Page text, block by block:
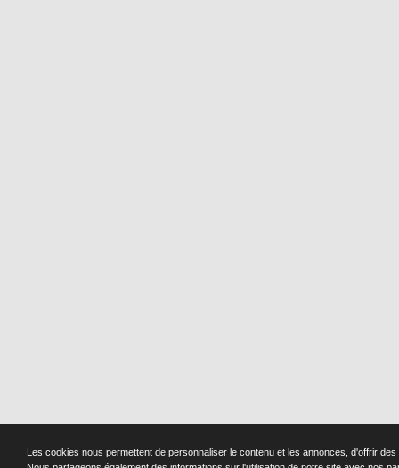
Les cookies nous permettent de personnaliser le contenu et les annonces, d'offrir